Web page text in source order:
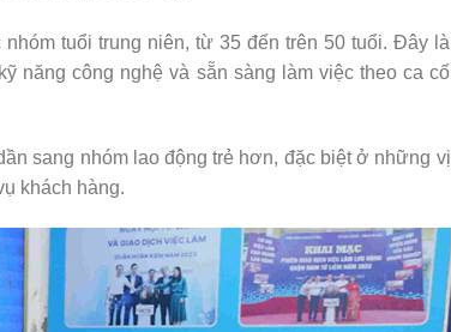
tuổi trung niên, từ 35 đến trên 50 tuổi. Đây là
năng công nghệ và sẵn sàng làm việc theo ca cố
sang nhóm lao động trẻ hơn, đặc biệt ở những vị
khách hàng.